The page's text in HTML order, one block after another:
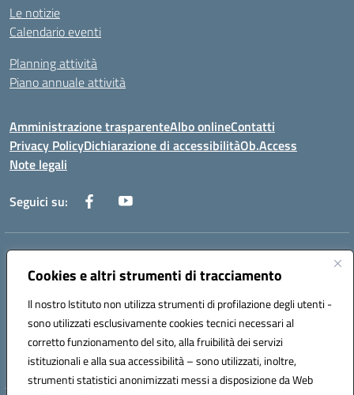
Cookies e altri strumenti di tracciamento
Il nostro Istituto non utilizza strumenti di profilazione degli utenti -
sono utilizzati esclusivamente cookies tecnici necessari al
corretto funzionamento del sito, alla fruibilità dei servizi
istituzionali e alla sua accessibilità – sono utilizzati, inoltre,
strumenti statistici anonimizzati messi a disposizione da Web
Le notizie
Calendario eventi
Planning attività
Piano annuale attività
Amministrazione trasparenteAlbo onlineContatti
Privacy PolicyDichiarazione di accessibilitàOb.Access
Note legali
Seguici su:
Indirizzo:
Centralino:0733/815931 - 0733/784180
Posta elettronica certificata (PEC):MCIS00200P@pec.istruzione.it
Codice fiscale: 80006860433
Codice meccanografico: MCIS00200P